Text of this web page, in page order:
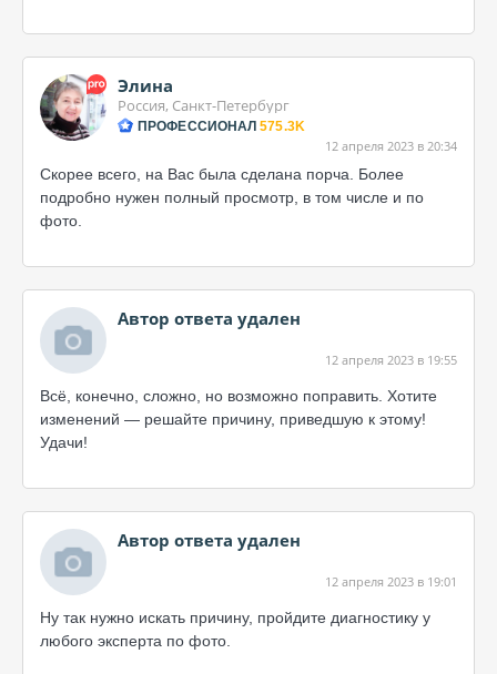
Элина
Россия, Санкт-Петербург
ПРОФЕССИОНАЛ 575.3K
12 апреля 2023 в 20:34
Скорее всего, на Вас была сделана порча. Более
подробно нужен полный просмотр, в том числе и по
фото.
Автор ответа удален
12 апреля 2023 в 19:55
Всё, конечно, сложно, но возможно поправить. Хотите
изменений — решайте причину, приведшую к этому!
Удачи!
Автор ответа удален
12 апреля 2023 в 19:01
Ну так нужно искать причину, пройдите диагностику у
любого эксперта по фото.